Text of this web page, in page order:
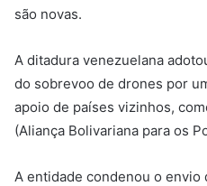
são novas.
A ditadura venezuelana
do sobrevoo de drones por
apoio de países vizinhos,
(Aliança Bolivariana para os
A entidade condenou o envio